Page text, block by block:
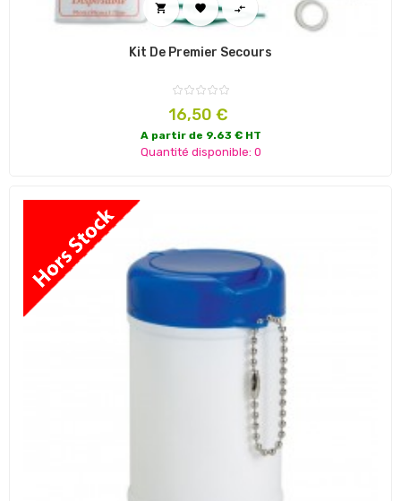
  
Kit De Premier Secours
Prix
16,50 €
A partir de 9.63 € HT
Quantité disponible: 0